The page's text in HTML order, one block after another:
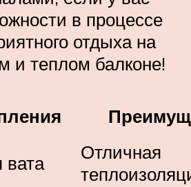
в процессе
отдыха на
и теплом балконе!
Отличная